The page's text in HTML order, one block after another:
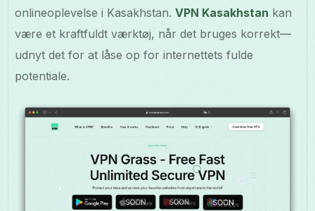
onlineoplevelse i Kasakhstan.VPN Kasakhstan kan
være et kraftfuldt værktøj, når det bruges korrekt—
udnyt det for at låse op for internettets fulde
potentiale.